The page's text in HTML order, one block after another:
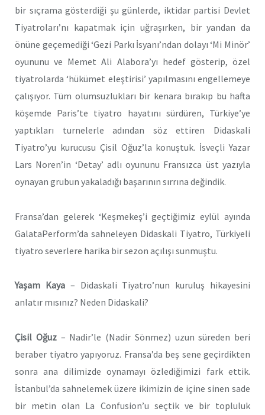
bir sıçrama gösterdiği şu günlerde, iktidar partisi Devlet
Tiyatroları’nı kapatmak için uğraşırken, bir yandan da
önüne geçemediği ‘Gezi Parkı İsyanı’ndan dolayı ‘Mi Minör’
oyununu ve Memet Ali Alabora’yı hedef gösterip, özel
tiyatrolarda ‘hükümet eleştirisi’ yapılmasını engellemeye
çalışıyor. Tüm olumsuzlukları bir kenara bırakıp bu hafta
köşemde Paris’te tiyatro hayatını sürdüren, Türkiye’ye
yaptıkları turnelerle adından söz ettiren Didaskali
Tiyatro’yu kurucusu Çisil Oğuz’la konuştuk. İsveçli Yazar
Lars Noren’in ‘Detay’ adlı oyununu Fransızca üst yazıyla
oynayan grubun yakaladığı başarının sırrına değindik.
Fransa’dan gelerek ‘Keşmekeş’i geçtiğimiz eylül ayında
GalataPerform’da sahneleyen Didaskali Tiyatro, Türkiyeli
tiyatro severlere harika bir sezon açılışı sunmuştu.
Yaşam Kaya– Didaskali Tiyatro’nun kuruluş hikayesini
anlatır mısınız? Neden Didaskali?
Çisil Oğuz– Nadir’le (Nadir Sönmez) uzun süreden beri
beraber tiyatro yapıyoruz. Fransa’da beş sene geçirdikten
sonra ana dilimizde oynamayı özlediğimizi fark ettik.
İstanbul’da sahnelemek üzere ikimizin de içine sinen sade
bir metin olan La Confusion’u seçtik ve bir topluluk